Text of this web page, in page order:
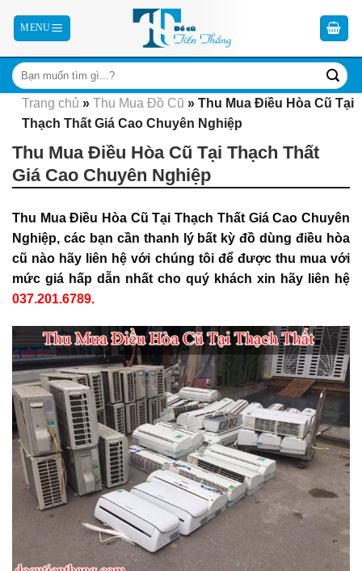
Trang chủ » Thu Mua Đồ Cũ » Thu Mua Điều Hòa Cũ Tại
Thạch Thất Giá Cao Chuyên Nghiệp
Thu Mua Điều Hòa Cũ Tại Thạch Thất
Giá Cao Chuyên Nghiệp
Thu Mua Điều Hòa Cũ Tại Thạch Thất Giá Cao Chuyên
Nghiệp, các bạn cần thanh lý bất kỳ đồ dùng điều hòa
cũ nào hãy liên hệ với chúng tôi để được thu mua với
mức giá hấp dẫn nhất cho quý khách xin hãy liên hệ
037.201.6789.